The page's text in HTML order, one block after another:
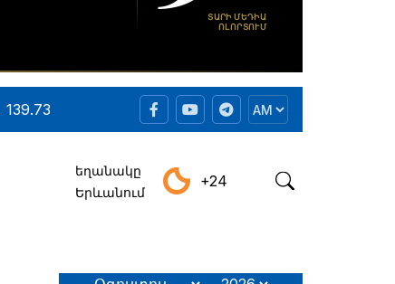
139.73
եղանակը
Երևանում
+24